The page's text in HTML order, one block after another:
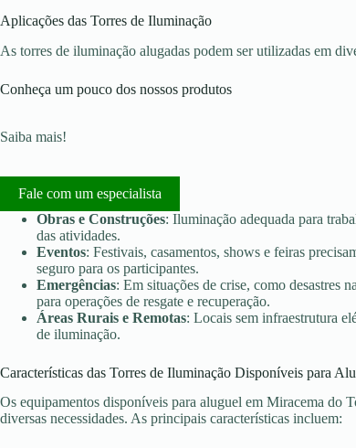
Aplicações das Torres de Iluminação
As torres de iluminação alugadas podem ser utilizadas em
Conheça um pouco dos nossos produtos
Saiba mais!
Fale com um especialista
Obras e Construções: Iluminação adequada para
das atividades.
Eventos: Festivais, casamentos, shows e feiras
seguro para os participantes.
Emergências: Em situações de crise, como desastres
para operações de resgate e recuperação.
Áreas Rurais e Remotas: Locais sem infraestrutura
de iluminação.
Características das Torres de Iluminação Disponíveis para
Os equipamentos disponíveis para aluguel em Miracema do
diversas necessidades. As principais características incluem: